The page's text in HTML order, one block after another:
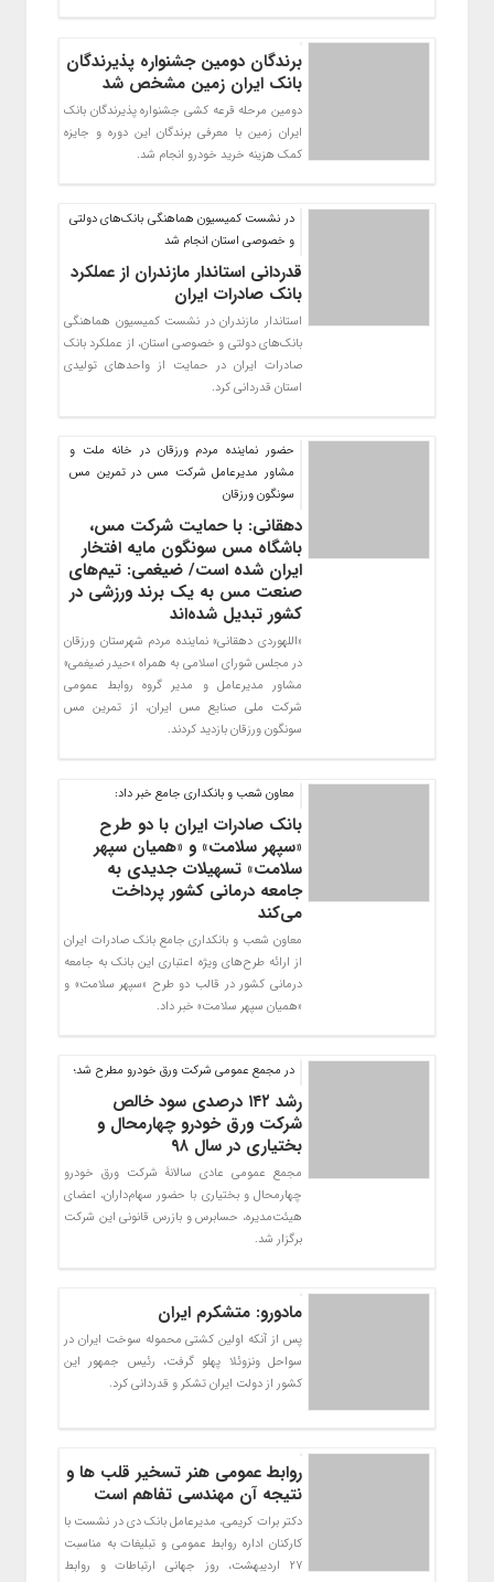
برندگان دومین جشنواره پذیرندگان
بانک ایران زمین مشخص شد
دومین مرحله قرعه کشی جشنواره پذیرندگان بانک
ایران زمین با معرفی برندگان این دوره و جایزه
کمک هزینه خرید خودرو انجام شد.
در نشست کمیسیون هماهنگی بانک‌های دولتی
و خصوصی استان انجام شد
قدردانی استاندار مازندران از عملکرد
بانک صادرات ایران
​استاندار مازندران در نشست کمیسیون هماهنگی
بانک‌های دولتی و خصوصی استان، از عملکرد بانک
صادرات ایران در حمایت از واحد‌های تولیدی
استان قدردانی کرد.
حضور نماینده مردم ورزقان در خانه ملت و
مشاور مدیرعامل شرکت مس در تمرین مس
سونگون ورزقان
دهقانی: با حمایت شرکت مس،
باشگاه مس سونگون مایه افتخار
ایران شده است/ ضیغمی: تیم‌های
صنعت مس به یک برند ورزشی در
کشور تبدیل‌ شده‌اند
«اللهوردی دهقانی» نماینده مردم شهرستان ورزقان
در مجلس شورای اسلامی به همراه «حیدر ضیغمی»
مشاور مدیرعامل و مدیر گروه روابط عمومی
شرکت‌ ملی صنایع مس ایران، از تمرین مس
سونگون ورزقان بازدید کردند.
​معاون شعب و بانکداری جامع خبر داد:
بانک صادرات ایران با دو طرح
«سپهر سلامت» و «همیان سپهر
سلامت» تسهیلات جدیدی به
جامعه درمانی کشور پرداخت
می‌کند
معاون شعب و بانکداری جامع بانک صادرات ایران
از ارائه طرح‌های ویژه اعتباری این بانک به جامعه
درمانی کشور در قالب دو طرح «سپهر سلامت» و
«همیان سپهر سلامت» خبر داد.
در مجمع عمومی شرکت ورق خودرو مطرح شد؛
رشد ۱۴۲ درصدی سود خالص
شرکت ورق خودرو چهارمحال و
بختیاری در سال ۹۸
مجمع عمومی عادی سالانۀ شرکت ورق خودرو
چهارمحال و بختیاری با حضور سهام‌داران، اعضای
هیئت‌مدیره، حسابرس و بازرس قانونی این شرکت
برگزار شد.
مادورو: متشکرم ایران
پس از آنکه اولین کشتی محموله سوخت ایران در
سواحل ونزوئلا پهلو گرفت، رئیس جمهور این
کشور از دولت ایران تشکر و قدردانی کرد.
روابط عمومی هنر تسخیر قلب ها و
نتیجه آن مهندسی تفاهم است
دکتر برات کریمی، مدیرعامل بانک دی در نشست با
کارکنان اداره روابط عمومی و تبلیغات به مناسبت
27 اردیبهشت، روز جهانی ارتباطات و روابط